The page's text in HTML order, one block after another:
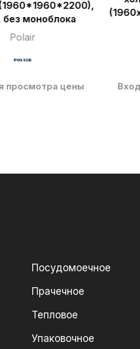
моноблока
Polair
просмотра цены
Посудомоечное
Прачечное
Тепловое
Упаковочное